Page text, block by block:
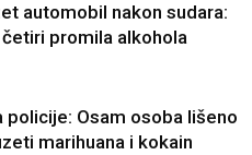
automobil nakon sudara:
promila alkohola
policije: Osam osoba lišeno
marihuana i kokain